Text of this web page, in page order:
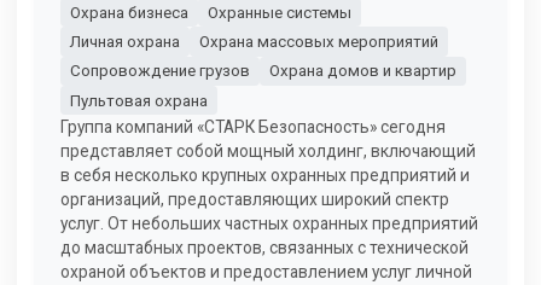
Охрана бизнеса
Охранные системы
Личная охрана
Охрана массовых мероприятий
Сопровождение грузов
Охрана домов и квартир
Пультовая охрана
Группа компаний «СТАРК Безопасность» сегодня
представляет собой мощный холдинг, включающий
в себя несколько крупных охранных предприятий и
организаций, предоставляющих широкий спектр
услуг. От небольших частных охранных предприятий
до масштабных проектов, связанных с технической
охраной объектов и предоставлением услуг личной